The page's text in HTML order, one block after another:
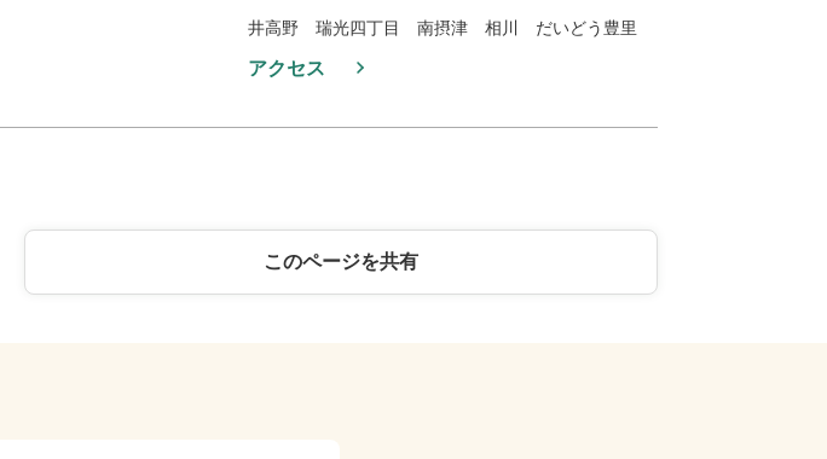
井高野 瑞光四丁目 南摂津 相川 だいどう豊里
アクセス
このページを共有